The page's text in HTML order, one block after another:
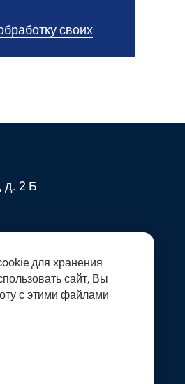
своих
д. 2 Б
для хранения
сайт, Вы
с этими файлами